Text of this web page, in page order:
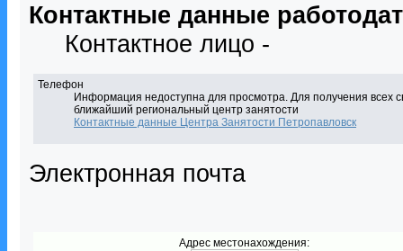
Контактные данные
Контактное лицо -
Телефон
Информация недоступна для просмотра. Для получения всех
ближайший региональный центр занятости
Контактные данные Центра Занятости Петропавловск
Электронная почта
Адрес местонахождения: